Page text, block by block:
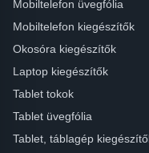
Mobiltelefon üvegfólia
Mobiltelefon kiegészítők
Okosóra kiegészítők
Laptop kiegészítők
Tablet tokok
Tablet üvegfólia
Tablet, táblagép